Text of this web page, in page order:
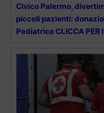
Civico Palermo,
piccoli pazienti:
Pediatrica CLICCA PER